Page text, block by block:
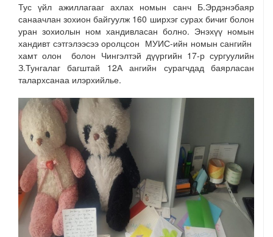
Тус үйл ажиллагааг ахлах номын санч Б.Эрдэнэбаяр
санаачлан зохион байгуулж 160 ширхэг сурах бичиг болон
уран зохиолын ном хандивласан болно. Энэхүү номын
хандивт сэтгэлээсээ оролцсон МУИС-ийн номын сангийн
хамт олон болон Чингэлтэй дүүргийн 17-р сургуулийн
З.Тунгалаг багштай 12А ангийн сурагчдад баярласан
талархсанаа илэрхийлье.